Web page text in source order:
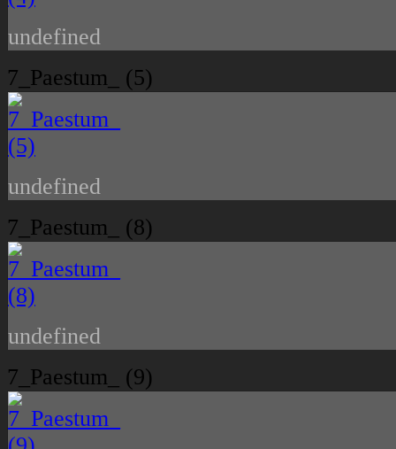
undefined
7_Paestum_ (5)
undefined
7_Paestum_ (8)
undefined
7_Paestum_ (9)